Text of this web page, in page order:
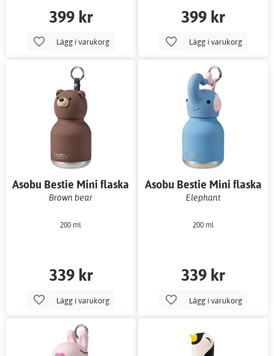
399 kr
Lägg i varukorg
399 kr
Lägg i varukorg
Asobu Bestie Mini flaska
Brown bear
200 ml
339 kr
Lägg i varukorg
Asobu Bestie Mini flaska
Elephant
200 ml
339 kr
Lägg i varukorg